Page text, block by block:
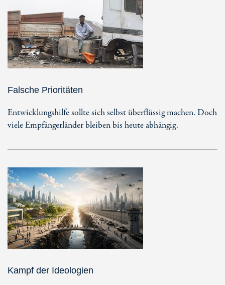
Falsche Prioritäten
Entwicklungshilfe sollte sich selbst überflüssig machen. Doch
viele Empfängerländer bleiben bis heute abhängig.
Kampf der Ideologien